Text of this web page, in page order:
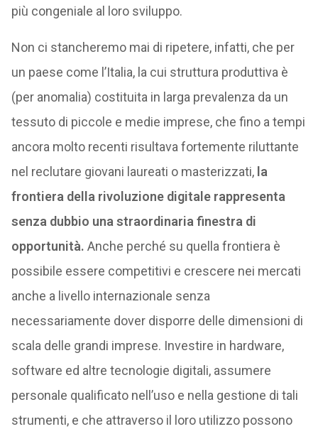
più congeniale al loro sviluppo.
Non ci stancheremo mai di ripetere, infatti, che per
un paese come l’Italia, la cui struttura produttiva è
(per anomalia) costituita in larga prevalenza da un
tessuto di piccole e medie imprese, che fino a tempi
ancora molto recenti risultava fortemente riluttante
nel reclutare giovani laureati o masterizzati,la
frontiera della rivoluzione digitale rappresenta
senza dubbio una straordinaria finestra di
opportunità. Anche perché su quella frontiera è
possibile essere competitivi e crescere nei mercati
anche a livello internazionale senza
necessariamente dover disporre delle dimensioni di
scala delle grandi imprese. Investire in hardware,
software ed altre tecnologie digitali, assumere
personale qualificato nell’uso e nella gestione di tali
strumenti, e che attraverso il loro utilizzo possono